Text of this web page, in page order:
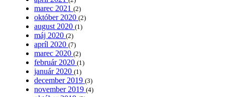
marec 2021 (2)
október 2020 (2)
august 2020 (1)
máj 2020 (2)
apríl 2020 (7)
marec 2020 (2)
február 2020 (1)
január 2020 (1)
december 2019 (3)
november 2019 (4)